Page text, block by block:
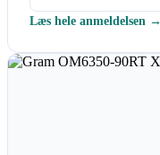
Læs hele anmeldelsen →